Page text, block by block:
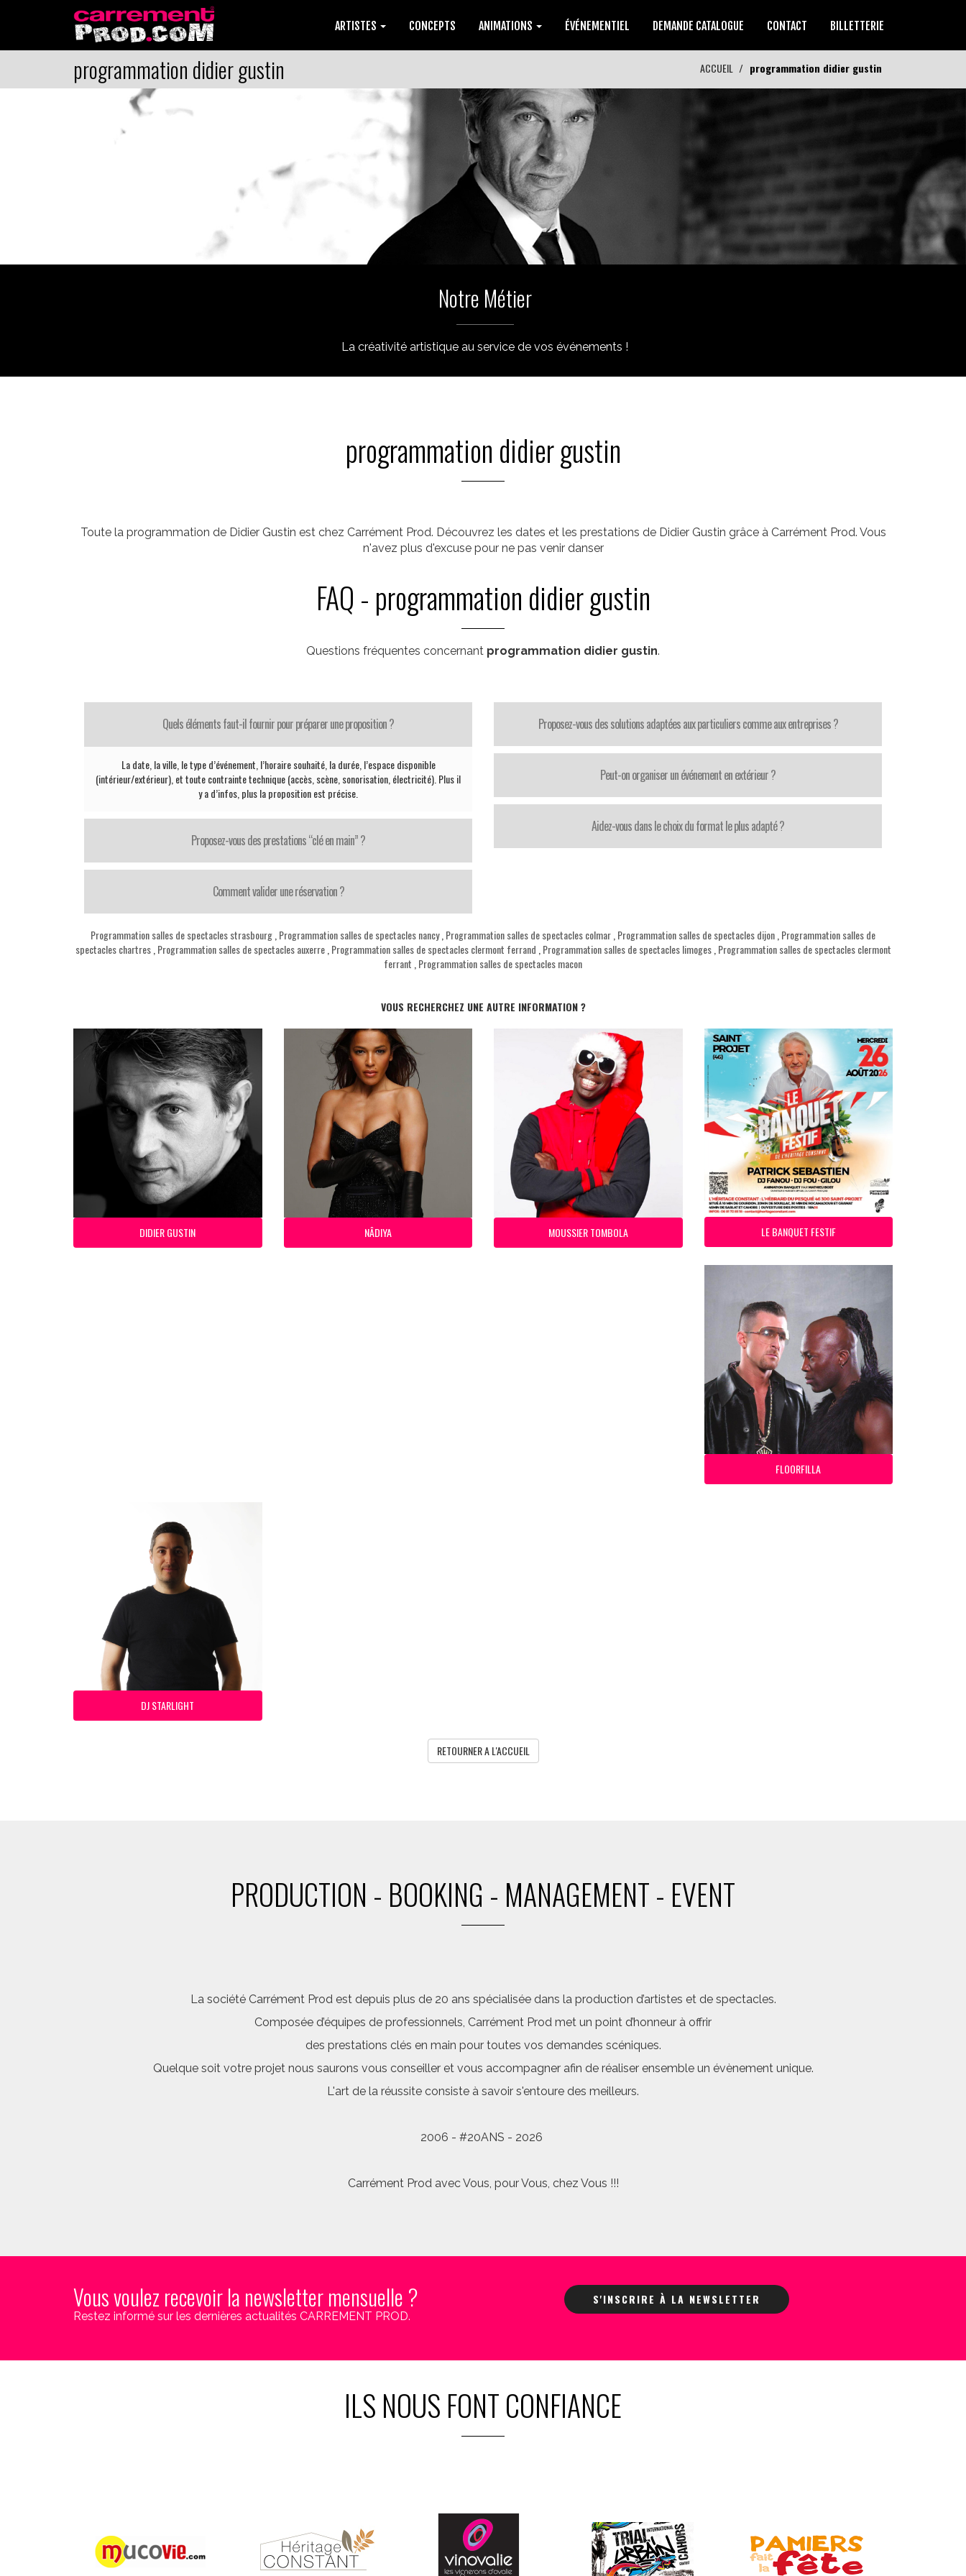
ARTISTES CONCEPTS ANIMATIONS ÉVÉNEMENTIEL DEMANDE CATALOGUE CONTACT BILLETTERIE
programmation didier gustin ACCUEIL programmation didier gustin
Notre Métier
La créativité artistique au service de vos événements !
programmation didier gustin
Toute la programmation de Didier Gustin est chez Carrément Prod. Découvrez les dates et les prestations de Didier Gustin grâce à Carrément Prod. Vous
n'avez plus d'excuse pour ne pas venir danser
FAQ - programmation didier gustin
Questions fréquentes concernant programmation didier gustin.
Quels éléments faut-il fournir pour préparer une proposition ?
La date, la ville, le type d’événement, l’horaire souhaité, la durée, l’espace disponible
(intérieur/extérieur), et toute contrainte technique (accès, scène, sonorisation, électricité). Plus il
y a d’infos, plus la proposition est précise.
Proposez-vous des prestations “clé en main” ?
Comment valider une réservation ?
Proposez-vous des solutions adaptées aux particuliers comme aux entreprises ?
Peut-on organiser un événement en extérieur ?
Aidez-vous dans le choix du format le plus adapté ?
Programmation salles de spectacles strasbourg Programmation salles de spectacles nancy, Programmation salles de spectacles colmar Programmation salles de spectacles dijon Programmation salles de
spectacles chartres, Programmation salles de spectacles auxerre, Programmation salles de spectacles clermont ferrand Programmation salles de spectacles limoges, Programmation salles de spectacles clermont
ferrant Programmation salles de spectacles macon
VOUS RECHERCHEZ UNE AUTRE INFORMATION ?
DIDIER GUSTIN NÂDIYA MOUSSIER TOMBOLA LE BANQUET FESTIF
FLOORFILLA
DJ STARLIGHT
RETOURNER A L'ACCUEIL
PRODUCTION - BOOKING - MANAGEMENT - EVENT
La société Carrément Prod est depuis plus de 20 ans spécialisée dans la production d’artistes et de spectacles.
Composée d’équipes de professionnels, Carrément Prod met un point d’honneur à offrir
des prestations clés en main pour toutes vos demandes scéniques.
Quelque soit votre projet nous saurons vous conseiller et vous accompagner afin de réaliser ensemble un évènement unique.
L'art de la réussite consiste à savoir s'entoure des meilleurs.
2006 - #20ANS - 2026
Carrément Prod avec Vous, pour Vous, chez Vous !!!
Vous voulez recevoir la newsletter mensuelle ?
Restez informé sur les dernières actualités CARREMENT PROD.
S'INSCRIRE À LA NEWSLETTER
ILS NOUS FONT CONFIANCE